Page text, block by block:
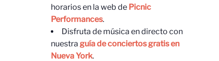
horarios en la web de Picnic
Performances.
Disfruta de música en directo con
nuestra guía de conciertos gratis en
Nueva York.